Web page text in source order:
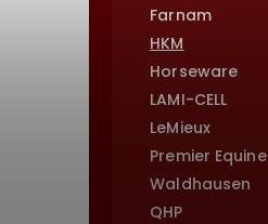
Farnam
HKM
Horseware
LAMI-CELL
LeMieux
Premier Equine
Waldhausen
QHP